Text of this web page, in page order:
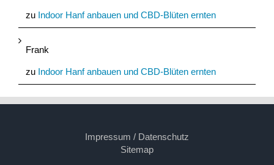
zu Indoor Hanf anbauen und CBD-Blüten ernten
Frank
zu Indoor Hanf anbauen und CBD-Blüten ernten
Impressum / Datenschutz
Sitemap